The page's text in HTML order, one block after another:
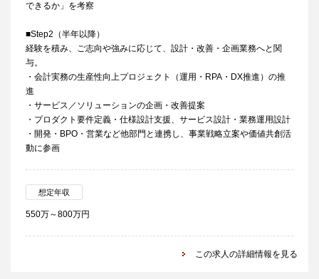
できるか」を考察
■Step2（半年以降）
経験を積み、ご志向や強みに応じて、設計・改善・企画業務へと関
与。
・会計実務の生産性向上プロジェクト（運用・RPA・DX推進）の推
進
・サービス／ソリューションの企画・改善提案
・プロダクト要件定義・仕様設計支援、サービス設計・業務運用設計
・開発・BPO・営業など他部門と連携し、事業戦略立案や価値共創活
動に参画
想定年収
550万～800万円
この求人の詳細情報を見る